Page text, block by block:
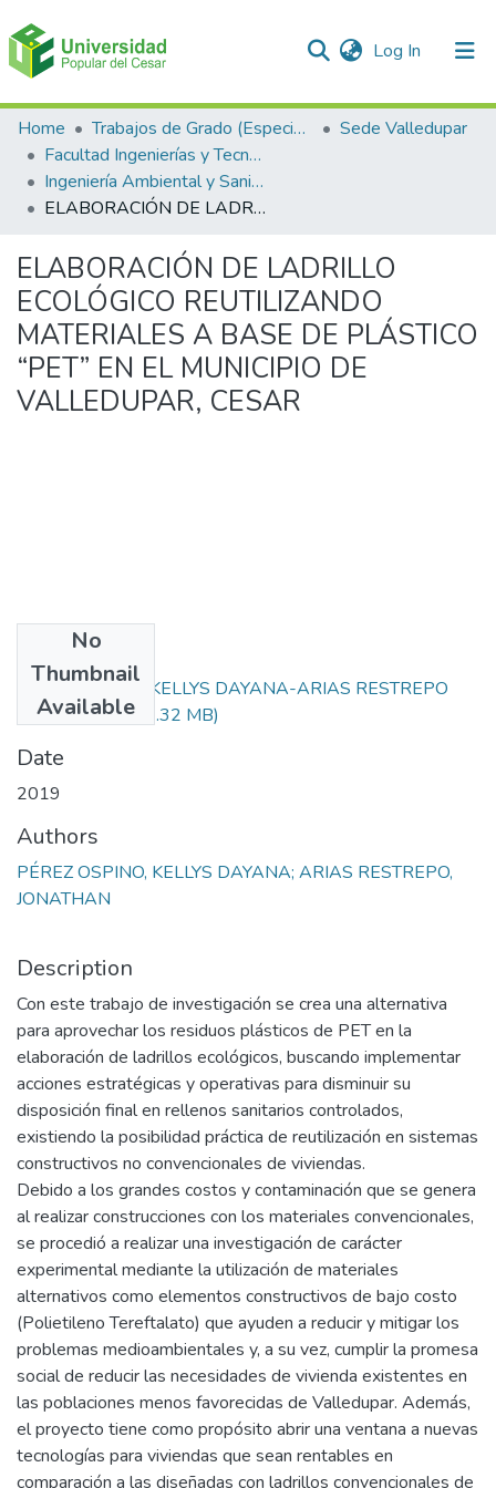
Log In (current)
Communities & Collections
All of DSpace
Statistics
Home Trabajos de Grado (Especializaciones y Pregrados)
Sede Valledupar
Facultad Ingenierías y Tecnologías
Ingeniería Ambiental y Sanitaria.
ELABORACIÓN DE LADRILLO ECOLÓGICO REUTILIZANDO MATERIALES A BASE DE PLÁSTICO “PET” EN EL MUNICIPIO DE VALLEDUPAR, CESAR
ELABORACIÓN DE LADRILLO
ECOLÓGICO REUTILIZANDO
MATERIALES A BASE DE PLÁSTICO
“PET” EN EL MUNICIPIO DE
VALLEDUPAR, CESAR
No
Thumbnail
Available
PÉREZ OSPINO KELLYS DAYANA-ARIAS RESTREPO
JONATHAN.pdf
(2.32 MB)
Date
2019
Authors
PÉREZ OSPINO, KELLYS DAYANA; ARIAS RESTREPO,
JONATHAN
Description
Con este trabajo de investigación se crea una alternativa
para aprovechar los residuos plásticos de PET en la
elaboración de ladrillos ecológicos, buscando implementar
acciones estratégicas y operativas para disminuir su
disposición final en rellenos sanitarios controlados,
existiendo la posibilidad práctica de reutilización en sistemas
constructivos no convencionales de viviendas.
Debido a los grandes costos y contaminación que se genera
al realizar construcciones con los materiales convencionales,
se procedió a realizar una investigación de carácter
experimental mediante la utilización de materiales
alternativos como elementos constructivos de bajo costo
(Polietileno Tereftalato) que ayuden a reducir y mitigar los
problemas medioambientales y, a su vez, cumplir la promesa
social de reducir las necesidades de vivienda existentes en
las poblaciones menos favorecidas de Valledupar. Además,
el proyecto tiene como propósito abrir una ventana a nuevas
tecnologías para viviendas que sean rentables en
comparación a las diseñadas con ladrillos convencionales de